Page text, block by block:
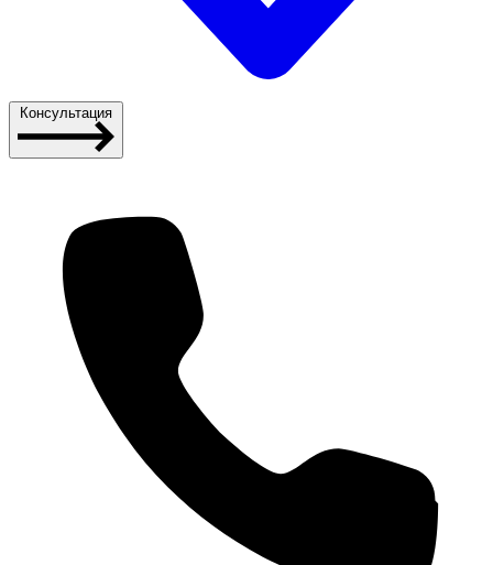
Консультация